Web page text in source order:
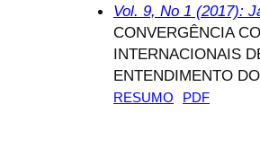
Vol. 9, No 1 (2017):
CONVERGÊNCIA
INTERNACIONAIS
ENTENDIMENTO
RESUMO PDF